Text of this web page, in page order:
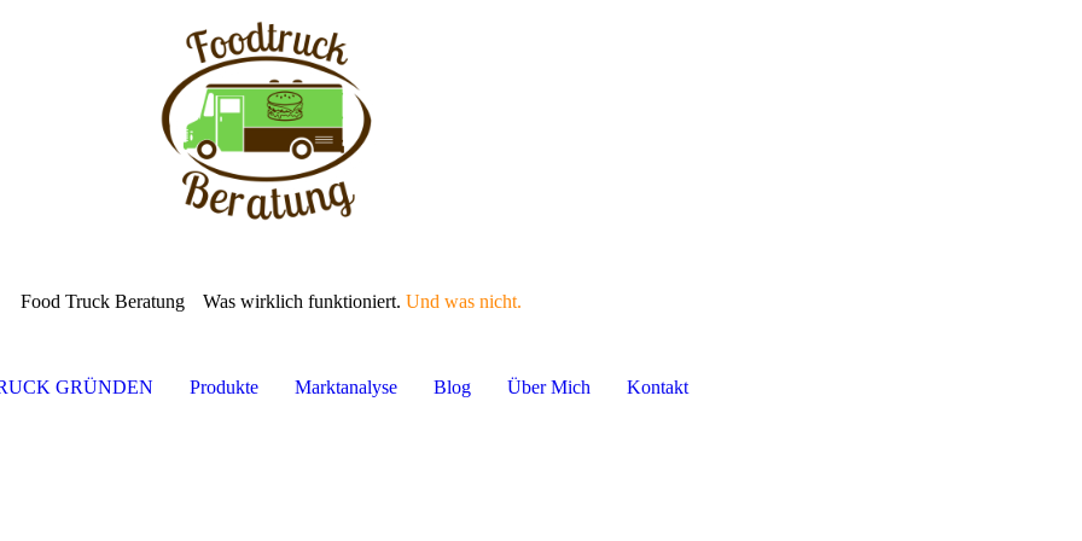
Food Truck Beratung Was wirklich funktioniert. Und was nicht.
GRÜNDEN Produkte Marktanalyse Blog Über Mich Kontakt